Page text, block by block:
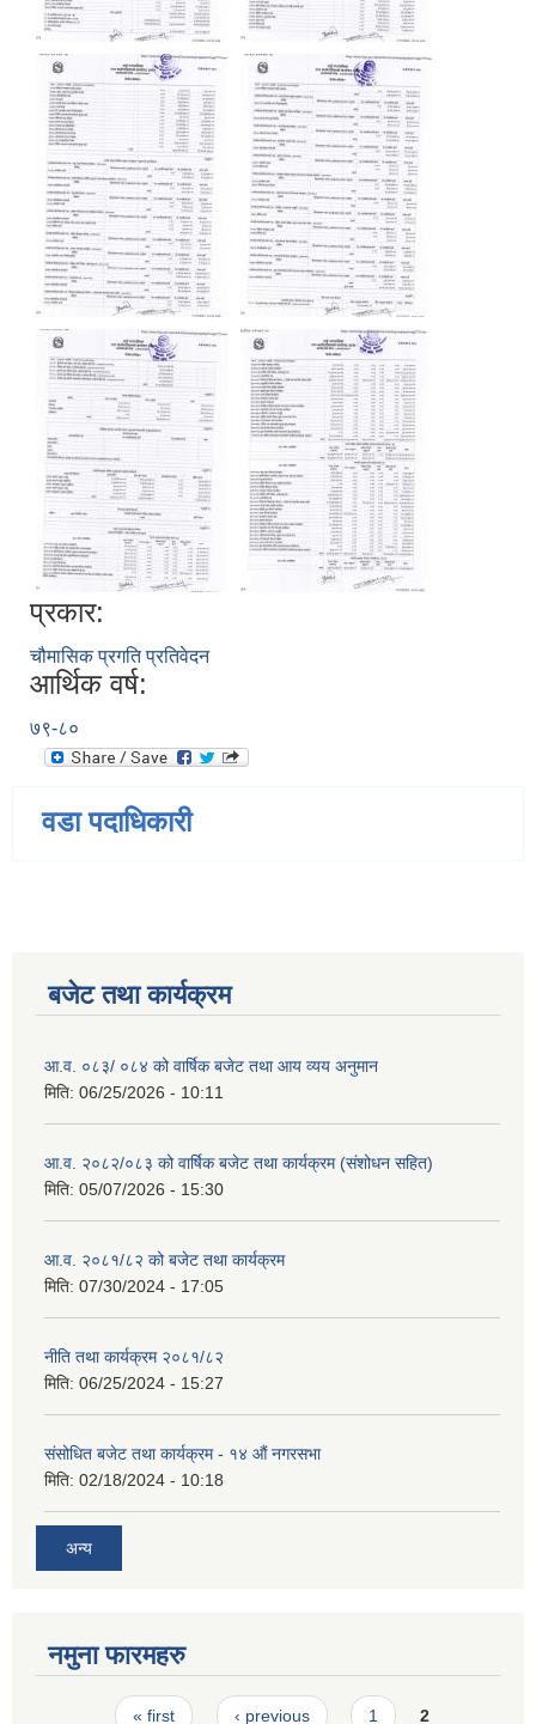
प्रकार:
चौमासिक प्रगति प्रतिवेदन
आर्थिक वर्ष:
७९-८०
वडा पदाधिकारी
बजेट तथा कार्यक्रम
आ.व. ०८३/ ०८४ को वार्षिक बजेट तथा आय व्यय अनुमान
मिति: 06/25/2026 - 10:11
आ.व. २०८२/०८३ को वार्षिक बजेट तथा कार्यक्रम (संशोधन सहित)
मिति: 05/07/2026 - 15:30
आ.व. २०८१/८२ को बजेट तथा कार्यक्रम
मिति: 07/30/2024 - 17:05
नीति तथा कार्यक्रम २०८१/८२
मिति: 06/25/2024 - 15:27
संसोधित बजेट तथा कार्यक्रम - १४ औं नगरसभा
मिति: 02/18/2024 - 10:18
अन्य
नमुना फारमहरु
Pages« first ‹ previous 1 2